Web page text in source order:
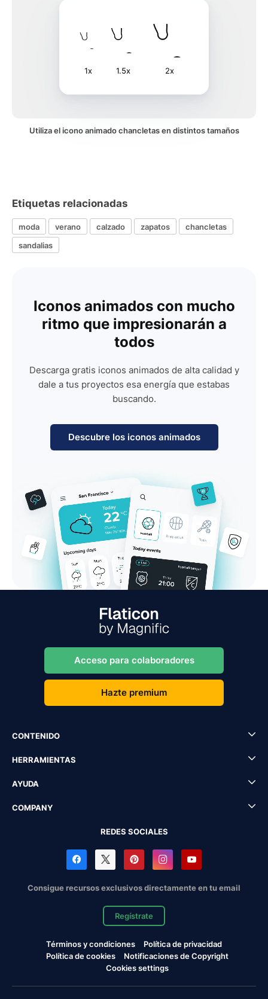
1x 1.5x 2x
Utiliza el icono animado chancletas en distintos tamaños
Etiquetas relacionadas
moda verano calzado zapatos
chancletas
sandalias
Iconos animados con mucho
ritmo que impresionarán a
todos
Descarga gratis iconos animados de alta calidad y
dale a tus proyectos esa energía que estabas
buscando.
Descubre los iconos animados
Acceso para colaboradores
Hazte premium
CONTENIDO
HERRAMIENTAS
AYUDA
COMPANY
REDES SOCIALES
Consigue recursos exclusivos directamente en tu email
Regístrate
Términos y condiciones
Política de privacidad
Política de cookies
Notificaciones de Copyright
Cookies settings